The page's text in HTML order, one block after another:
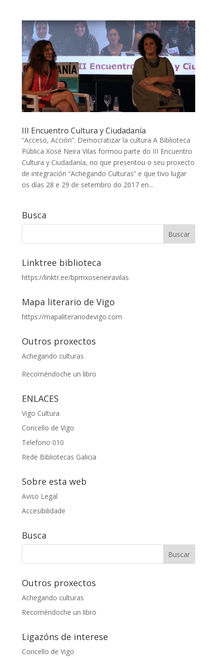
III Encuentro Cultura y Ciudadanía
“Acceso, Acción”. Democratizar la cultura A Biblioteca
Pública Xosé Neira Vilas formou parte do III Encuentro
Cultura y Ciudadanía, no que presentou o seu proxecto
de integración “Achegando Culturas” e que tivo lugar
os días 28 e 29 de setembro do 2017 en...
Busca
Linktree biblioteca
https://linktr.ee/bpmxoseneiravilas
Mapa literario de Vigo
https://mapaliterariodevigo.com
Outros proxectos
Achegando culturas
Recoméndoche un libro
ENLACES
Vigo Cultura
Concello de Vigo
Telefono 010
Rede Bibliotecas Galicia
Sobre esta web
Aviso Legal
Accesibilidade
Busca
Outros proxectos
Achegando culturas
Recoméndoche un libro
Ligazóns de interese
Concello de Vigo